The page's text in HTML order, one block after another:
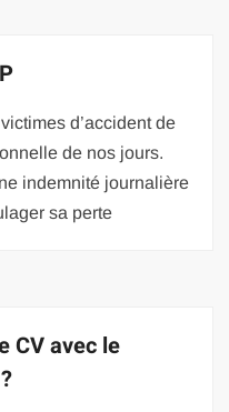
d’accident de
de nos jours.
indemnité journalière
sa perte
CV avec le